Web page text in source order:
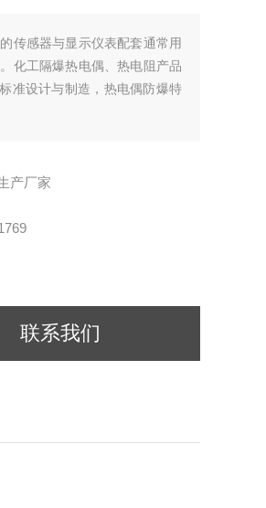
传感器与显示仪表配套通常用
化工隔爆热电偶、热电阻产品
准设计与制造，热电偶防爆特
产厂家
联系我们